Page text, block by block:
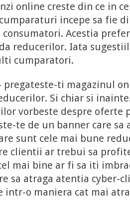
online creste din ce in
incepe sa fie
Acestia
reducerilor. Iata
cumparatori.
ti magazinul
Si chiar si
vorbeste despre oferte
te de un banner care sa
sunt cele mai bune
clientii ar trebui sa
mai bine ar fi sa iti
sa atraga atentia cyber-
intr-o maniera cat mai